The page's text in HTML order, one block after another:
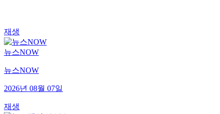
재생
뉴스NOW
뉴스NOW
2026년 08월 07일
재생